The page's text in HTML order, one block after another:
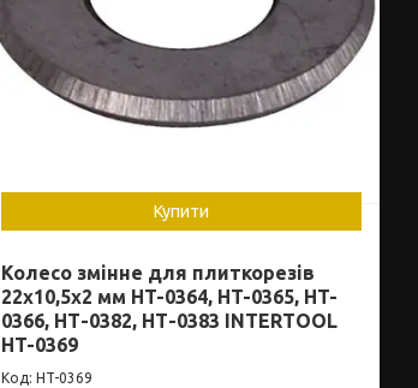
Купити
Колесо змінне для плиткорезів
22x10,5x2 мм HT-0364, HT-0365, HT-
0366, НТ-0382, НТ-0383 INTERTOOL
HT-0369
HT-0369